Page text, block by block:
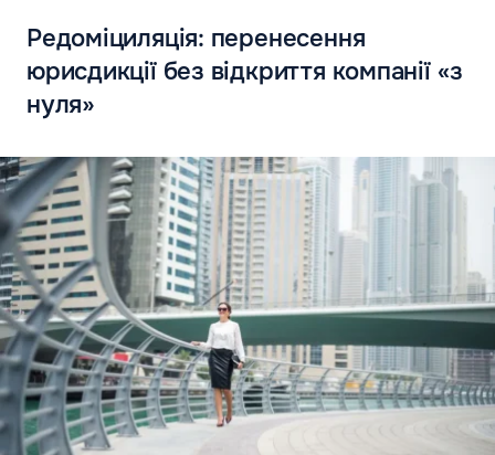
Редомiциляція: перенесення
юрисдикції без відкриття компанії «з
нуля»